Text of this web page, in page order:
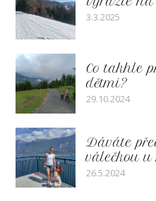
3.3.2025
Co takhle
dětmi?
29.10.2024
Dáváte
válečkou u
26.5.2024